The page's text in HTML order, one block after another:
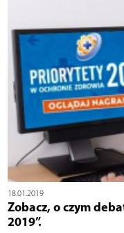
18.01.2019
Zobacz, o czym
2019”.